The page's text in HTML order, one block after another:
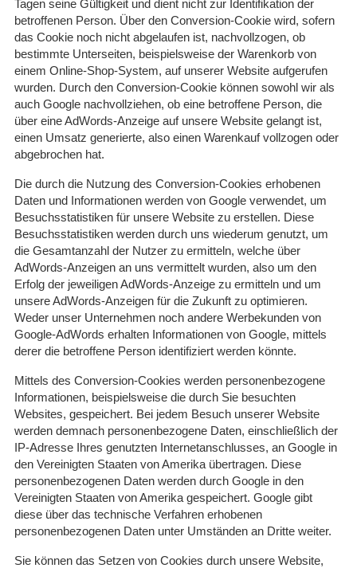
Tagen seine Gültigkeit und dient nicht zur Identifikation der
betroffenen Person. Über den Conversion-Cookie wird, sofern
das Cookie noch nicht abgelaufen ist, nachvollzogen, ob
bestimmte Unterseiten, beispielsweise der Warenkorb von
einem Online-Shop-System, auf unserer Website aufgerufen
wurden. Durch den Conversion-Cookie können sowohl wir als
auch Google nachvollziehen, ob eine betroffene Person, die
über eine AdWords-Anzeige auf unsere Website gelangt ist,
einen Umsatz generierte, also einen Warenkauf vollzogen oder
abgebrochen hat.
Die durch die Nutzung des Conversion-Cookies erhobenen
Daten und Informationen werden von Google verwendet, um
Besuchsstatistiken für unsere Website zu erstellen. Diese
Besuchsstatistiken werden durch uns wiederum genutzt, um
die Gesamtanzahl der Nutzer zu ermitteln, welche über
AdWords-Anzeigen an uns vermittelt wurden, also um den
Erfolg der jeweiligen AdWords-Anzeige zu ermitteln und um
unsere AdWords-Anzeigen für die Zukunft zu optimieren.
Weder unser Unternehmen noch andere Werbekunden von
Google-AdWords erhalten Informationen von Google, mittels
derer die betroffene Person identifiziert werden könnte.
Mittels des Conversion-Cookies werden personenbezogene
Informationen, beispielsweise die durch Sie besuchten
Websites, gespeichert. Bei jedem Besuch unserer Website
werden demnach personenbezogene Daten, einschließlich der
IP-Adresse Ihres genutzten Internetanschlusses, an Google in
den Vereinigten Staaten von Amerika übertragen. Diese
personenbezogenen Daten werden durch Google in den
Vereinigten Staaten von Amerika gespeichert. Google gibt
diese über das technische Verfahren erhobenen
personenbezogenen Daten unter Umständen an Dritte weiter.
Sie können das Setzen von Cookies durch unsere Website,